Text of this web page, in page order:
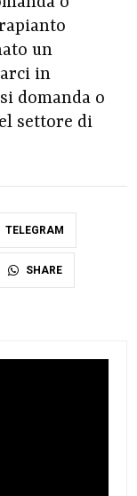
un
in
domanda o
settore di
TELEGRAM
SHARE